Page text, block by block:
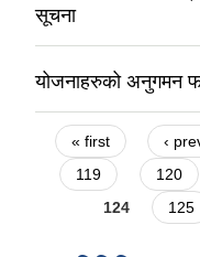
सूचना
योजनाहरुको अनुगमन
Pages
« first ‹
119
120
124
125